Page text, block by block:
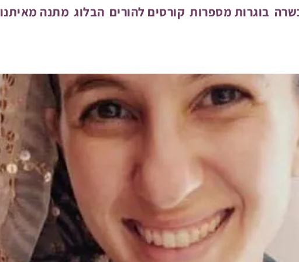
בוגרות מספרות קורסים להורים הבלוג מתנה מאיתנו